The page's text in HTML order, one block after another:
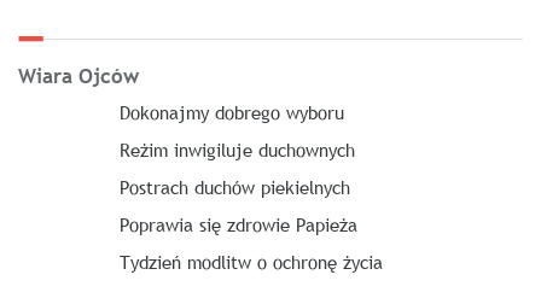
Wiara Ojców
Dokonajmy dobrego wyboru
Reżim inwigiluje duchownych
Postrach duchów piekielnych
Poprawia się zdrowie Papieża
Tydzień modlitw o ochronę życia